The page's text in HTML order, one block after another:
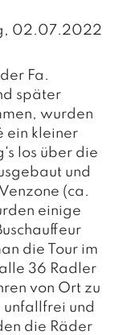
Fa.
später
wurden
ein kleiner
los über die
und
(ca.
einige
die Tour im
36 Radler
von Ort zu
unfallfrei und
die Räder
02.07.2022